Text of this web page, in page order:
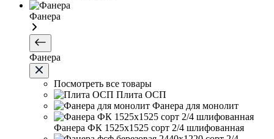
Фанера
Фанера
Посмотреть все товары
Плита ОСП
Фанера для монолит
Фанера ФК 1525х1525 сорт 2/4 шлифованная